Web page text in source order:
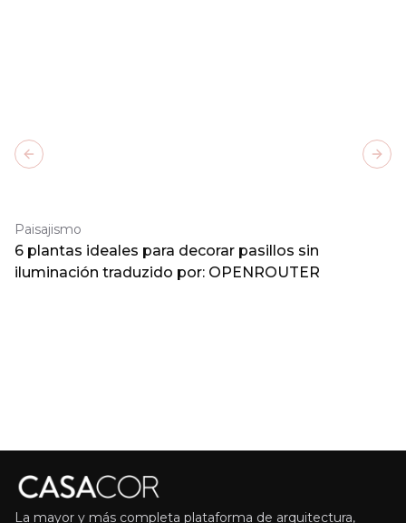
Paisajismo
6 plantas ideales para decorar pasillos sin
iluminación traduzido por: OPENROUTER
Previous slide
La mayor y más completa plataforma de arquitectura,